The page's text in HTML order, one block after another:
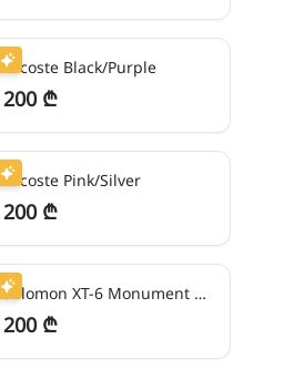
50₾/თვეში
Lacoste Black/Purple
200 ₾
50₾/თვეში
Lacoste Pink/Silver
200 ₾
50₾/თვეში
Salomon XT-6 Monument Phantom
200 ₾
67₾/თვეში